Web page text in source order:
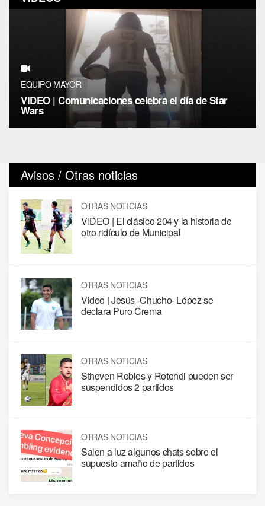
EQUIPO MAYOR
VIDEO | Comunicaciones celebra el día de Star
Wars
Avisos / Otras noticias
OTRAS NOTICIAS
VIDEO | El clásico 204 y la historia de
otro ridículo de Municipal
OTRAS NOTICIAS
Video | Jesús -Chucho- López se
declara Puro Crema
OTRAS NOTICIAS
Stheven Robles y Rotondi pueden ser
suspendidos 2 partidos
OTRAS NOTICIAS
Salen a luz algunos chats sobre el
supuesto amaño de partidos